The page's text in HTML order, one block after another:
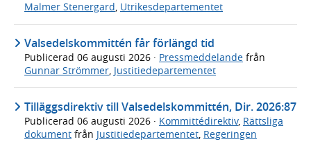
Malmer Stenergard, Utrikesdepartementet
Valsedelskommittén får förlängd tid
Publicerad 06 augusti 2026 · Pressmeddelande från
Gunnar Strömmer, Justitiedepartementet
Tilläggsdirektiv till Valsedelskommittén, Dir. 2026:87
Publicerad 06 augusti 2026 · Kommittédirektiv, Rättsliga
dokument från Justitiedepartementet Regeringen